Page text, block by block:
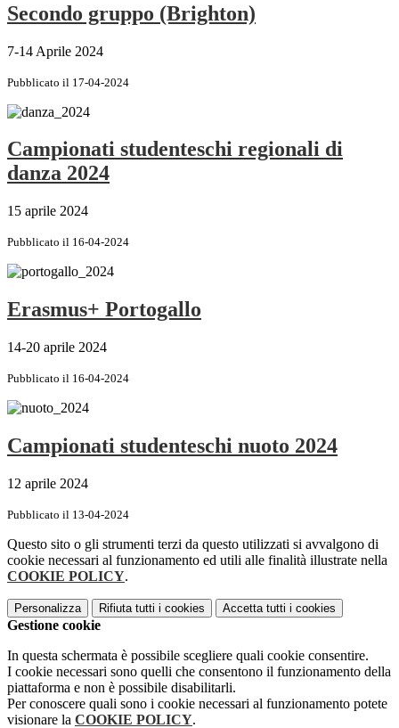
Secondo gruppo (Brighton)
7-14 Aprile 2024
Pubblicato il 17-04-2024
Campionati studenteschi regionali di
danza 2024
15 aprile 2024
Pubblicato il 16-04-2024
Erasmus+ Portogallo
14-20 aprile 2024
Pubblicato il 16-04-2024
Campionati studenteschi nuoto 2024
12 aprile 2024
Pubblicato il 13-04-2024
Questo sito o gli strumenti terzi da questo utilizzati si avvalgono di
cookie necessari al funzionamento ed utili alle finalità illustrate nella
COOKIE POLICY.
Personalizza Rifiuta tutti i cookies Accetta tutti i cookies
Gestione cookie
In questa schermata è possibile scegliere quali cookie consentire.
I cookie necessari sono quelli che consentono il funzionamento della
piattaforma e non è possibile disabilitarli.
Per conoscere quali sono i cookie necessari al funzionamento potete
visionare la COOKIE POLICY.